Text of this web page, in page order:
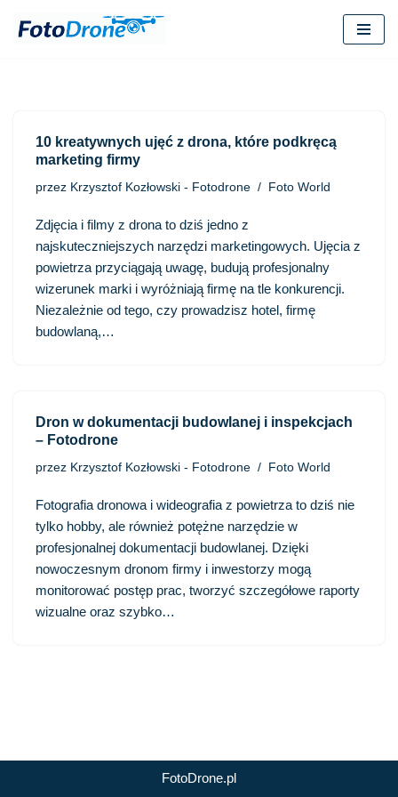
10 kreatywnych ujęć z drona, które podkręcą
marketing firmy
przez Krzysztof Kozłowski - Fotodrone Foto World
Zdjęcia i filmy z drona to dziś jedno z
najskuteczniejszych narzędzi marketingowych. Ujęcia z
powietrza przyciągają uwagę, budują profesjonalny
wizerunek marki i wyróżniają firmę na tle konkurencji.
Niezależnie od tego, czy prowadzisz hotel, firmę
budowlaną,…
Dron w dokumentacji budowlanej i inspekcjach
– Fotodrone
przez Krzysztof Kozłowski - Fotodrone Foto World
Fotografia dronowa i wideografia z powietrza to dziś nie
tylko hobby, ale również potężne narzędzie w
profesjonalnej dokumentacji budowlanej. Dzięki
nowoczesnym dronom firmy i inwestorzy mogą
monitorować postęp prac, tworzyć szczegółowe raporty
wizualne oraz szybko…
FotoDrone.pl